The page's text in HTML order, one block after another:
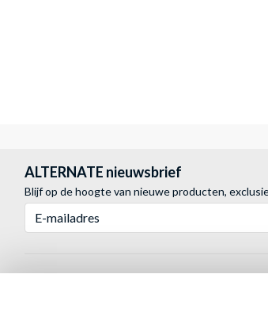
ALTERNATE nieuwsbrief
Blijf op de hoogte van nieuwe producten,